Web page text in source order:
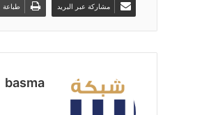
مشاركة عبر البريد طباعة
basma